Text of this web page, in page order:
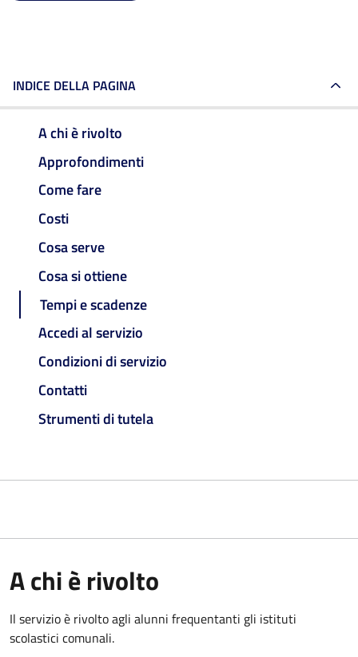
INDICE DELLA PAGINA
A chi è rivolto
Approfondimenti
Come fare
Costi
Cosa serve
Cosa si ottiene
Tempi e scadenze
Accedi al servizio
Condizioni di servizio
Contatti
Strumenti di tutela
A chi è rivolto
Il servizio è rivolto agli alunni frequentanti gli istituti
scolastici comunali.